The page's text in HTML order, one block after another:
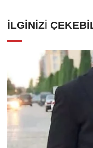
İLGINIZI